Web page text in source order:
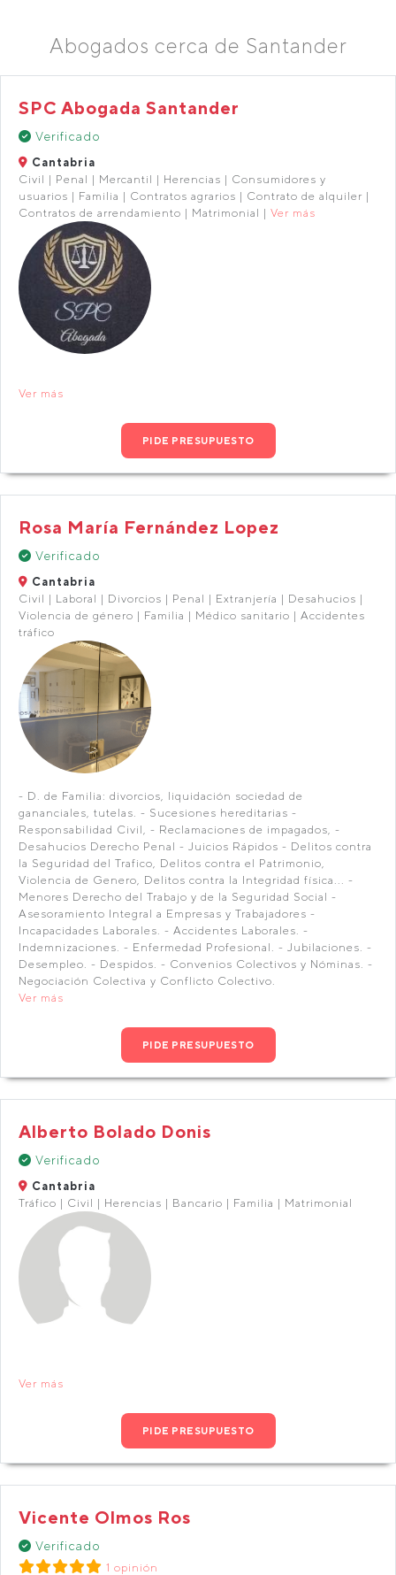
Abogados cerca de Santander
SPC Abogada Santander
Verificado
Cantabria
Civil | Penal | Mercantil | Herencias | Consumidores y
usuarios | Familia | Contratos agrarios | Contrato de alquiler |
Contratos de arrendamiento | Matrimonial | Ver más
Ver más
PIDE PRESUPUESTO
Rosa María Fernández Lopez
Verificado
Cantabria
Civil | Laboral | Divorcios | Penal | Extranjería | Desahucios |
Violencia de género | Familia | Médico sanitario | Accidentes
tráfico
- D. de Familia: divorcios, liquidación sociedad de
gananciales, tutelas. - Sucesiones hereditarias -
Responsabilidad Civil, - Reclamaciones de impagados, -
Desahucios Derecho Penal - Juicios Rápidos - Delitos contra
la Seguridad del Trafico, Delitos contra el Patrimonio,
Violencia de Genero, Delitos contra la Integridad física... -
Menores Derecho del Trabajo y de la Seguridad Social -
Asesoramiento Integral a Empresas y Trabajadores -
Incapacidades Laborales. - Accidentes Laborales. -
Indemnizaciones. - Enfermedad Profesional. - Jubilaciones. -
Desempleo. - Despidos. - Convenios Colectivos y Nóminas. -
Negociación Colectiva y Conflicto Colectivo.
Ver más
PIDE PRESUPUESTO
Alberto Bolado Donis
Verificado
Cantabria
Tráfico | Civil | Herencias | Bancario | Familia | Matrimonial
Ver más
PIDE PRESUPUESTO
Vicente Olmos Ros
Verificado
1 opinión